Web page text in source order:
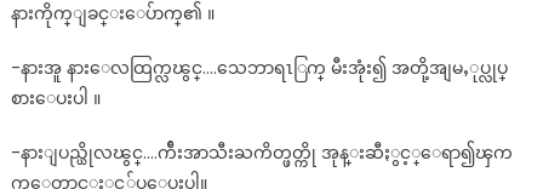
နားကိုက္ျခင္းေပ်ာက္၏ ။
-နားအူ နားေလထြက္လၽွင္….သေဘာရၤြက္ မီးအုံး၍ အတို့အျမႇုပ္လုပ္
စားေပးပါ ။
-နားျပည္ယိုလၽွင္….က်ီးအာသီးႀကိတ္ဖတ္ကို အုန္းဆီႏွင့္ေရာ၍ၾက
က္ေတာင္ႏွင့္က်ပ္ေပးပါ။